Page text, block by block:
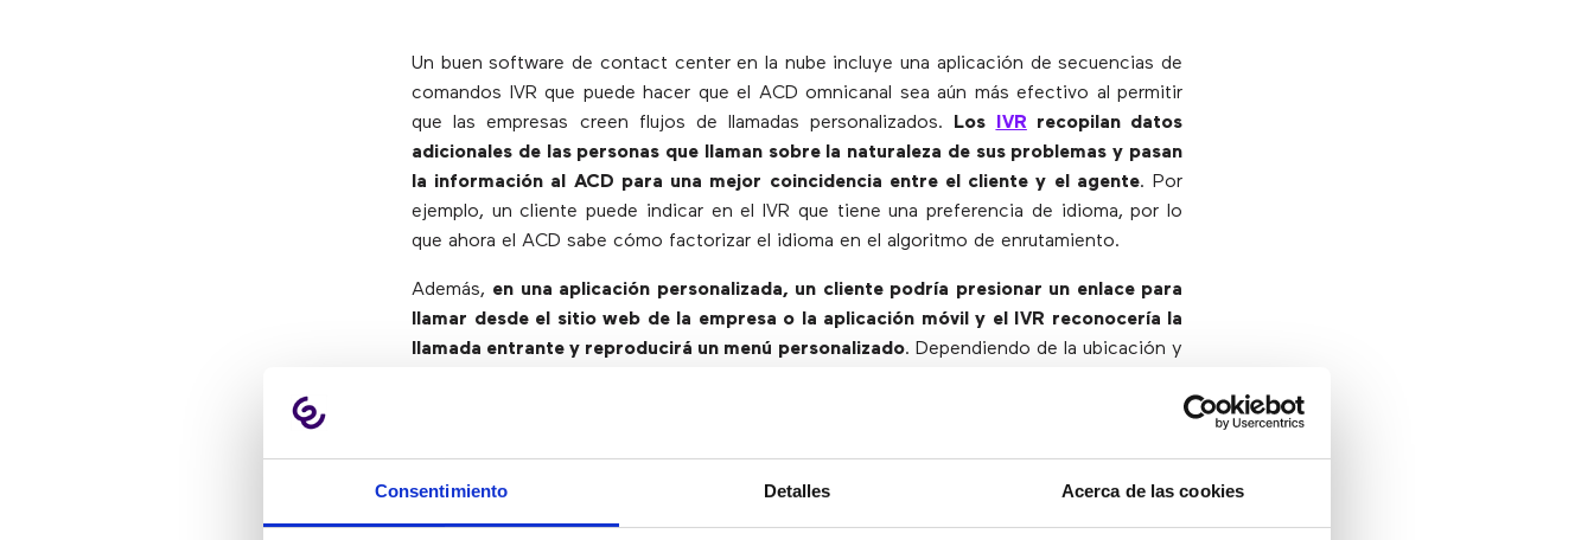
Consentimiento Detalles Acerca de las cookies
Un buen software de contact center en la nube incluye una aplicación de secuencias de
comandos IVR que puede hacer que el ACD omnicanal sea aún más efectivo al permitir
que las empresas creen flujos de llamadas personalizados.
Los IVR recopilan datos
adicionales de las personas que llaman sobre la naturaleza de sus problemas y pasan
la información al ACD para una mejor coincidencia entre el cliente y el agente. Por
ejemplo, un cliente puede indicar en el IVR que tiene una preferencia de idioma, por lo
que ahora el ACD sabe cómo factorizar el idioma en el algoritmo de enrutamiento.
Además, en una aplicación personalizada, un cliente podría presionar un enlace para
llamar desde el sitio web de la empresa o la aplicación móvil y el IVR reconocería la
llamada entrante y reproducirá un menú personalizado. Dependiendo de la ubicación y
Función 2: Factores que proporcionan una buena
atención al cliente